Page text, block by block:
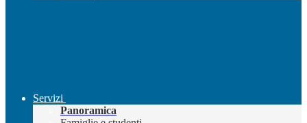
Servizi
Panoramica